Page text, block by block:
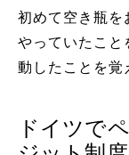
初めて空き瓶を
やっていたこと
動したことを覚
ドイツで